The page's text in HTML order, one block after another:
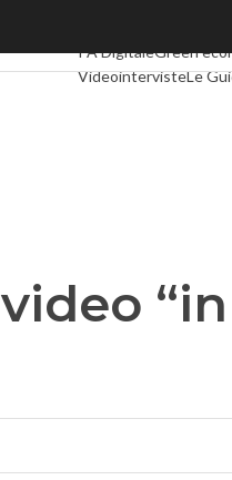
PA DigitaleGreen
VideointervisteLe
“in